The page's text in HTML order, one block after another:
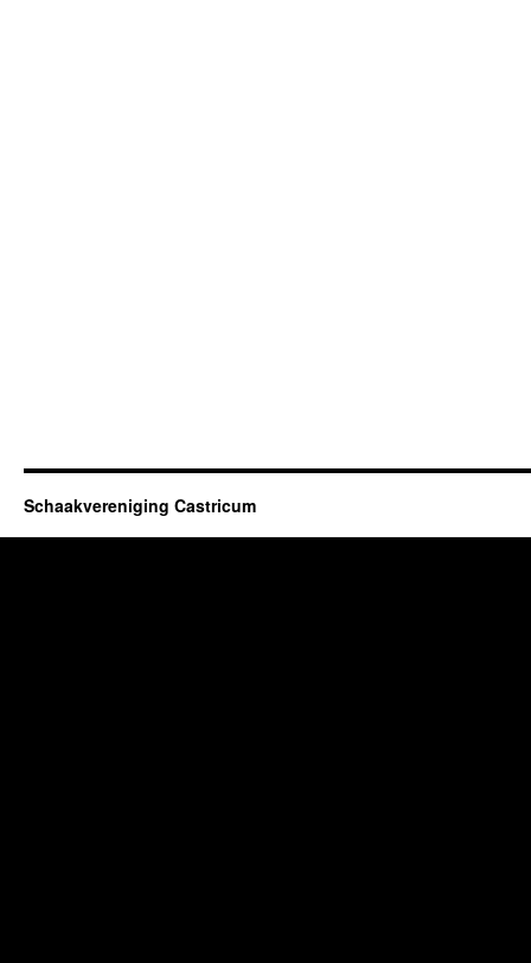
Schaakvereniging Castricum